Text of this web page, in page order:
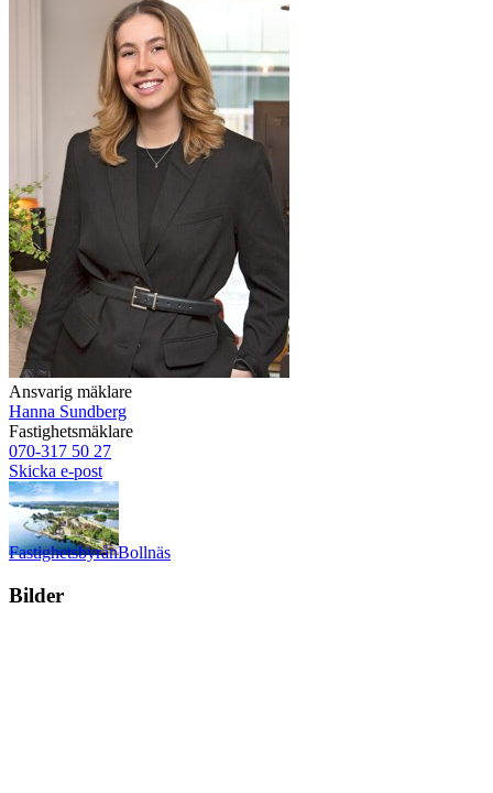
Ansvarig mäklare
Hanna Sundberg
Fastighetsmäklare
070-317 50 27
Skicka e-post
FastighetsbyrånBollnäs
Bilder